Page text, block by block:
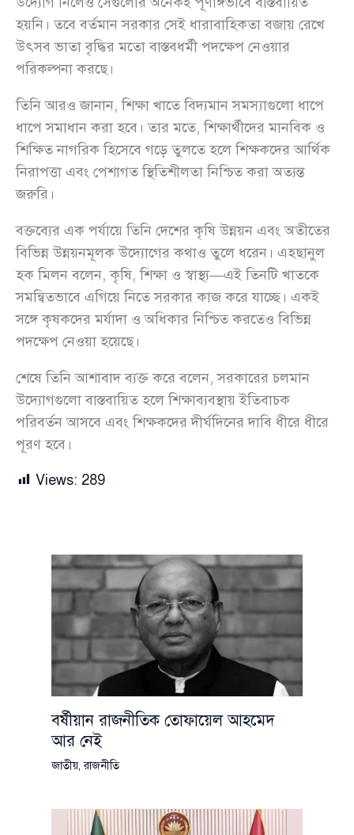
হয়নি। তবে বর্তমান সরকার সেই ধারাবাহিকতা বজায় রেখে
উৎসব ভাতা বৃদ্ধির মতো বাস্তবধর্মী পদক্ষেপ নেওয়ার
পরিকল্পনা করছে।
তিনি আরও জানান, শিক্ষা খাতে বিদ্যমান সমস্যাগুলো ধাপে
ধাপে সমাধান করা হবে। তার মতে, শিক্ষার্থীদের মানবিক ও
শিক্ষিত নাগরিক হিসেবে গড়ে তুলতে হলে শিক্ষকদের আর্থিক
নিরাপত্তা এবং পেশাগত স্থিতিশীলতা নিশ্চিত করা অত্যন্ত
জরুরি।
বক্তব্যের এক পর্যায়ে তিনি দেশের কৃষি উন্নয়ন এবং অতীতের
বিভিন্ন উন্নয়নমূলক উদ্যোগের কথাও তুলে ধরেন। এহছানুল
হক মিলন বলেন, কৃষি, শিক্ষা ও স্বাস্থ্য—এই তিনটি খাতকে
সমন্বিতভাবে এগিয়ে নিতে সরকার কাজ করে যাচ্ছে। একই
সঙ্গে কৃষকদের মর্যাদা ও অধিকার নিশ্চিত করতেও বিভিন্ন
পদক্ষেপ নেওয়া হয়েছে।
শেষে তিনি আশাবাদ ব্যক্ত করে বলেন, সরকারের চলমান
উদ্যোগগুলো বাস্তবায়িত হলে শিক্ষাব্যবস্থায় ইতিবাচক
পরিবর্তন আসবে এবং শিক্ষকদের দীর্ঘদিনের দাবি ধীরে ধীরে
পূরণ হবে।
Views: 289
বর্ষীয়ান রাজনীতিক তোফায়েল আহমেদ
আর নেই
জাতীয়,রাজনীতি